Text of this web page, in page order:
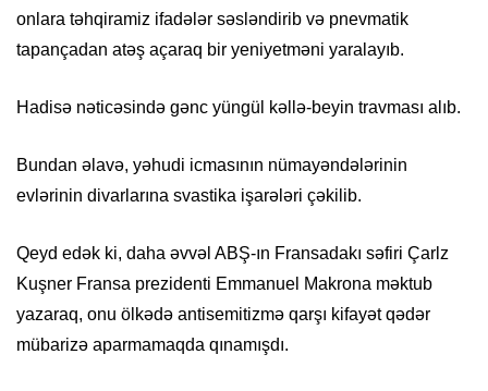
onlara təhqiramiz ifadələr səsləndirib və pnevmatik
tapançadan atəş açaraq bir yeniyetməni yaralayıb.
Hadisə nəticəsində gənc yüngül kəllə-beyin travması alıb.
Bundan əlavə, yəhudi icmasının nümayəndələrinin
evlərinin divarlarına svastika işarələri çəkilib.
Qeyd edək ki, daha əvvəl ABŞ-ın Fransadakı səfiri Çarlz
Kuşner Fransa prezidenti Emmanuel Makrona məktub
yazaraq, onu ölkədə antisemitizmə qarşı kifayət qədər
mübarizə aparmamaqda qınamışdı.